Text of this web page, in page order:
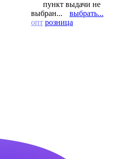
пункт выдачи не
выбран...
выбрать...
опт розница